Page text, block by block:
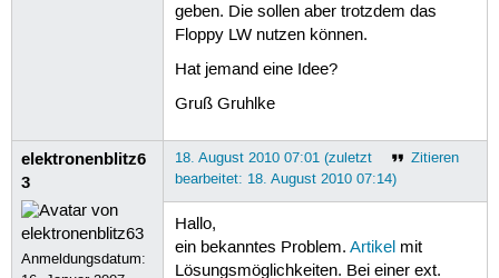
geben. Die sollen aber trotzdem das
Floppy LW nutzen können.
Hat jemand eine Idee?
Gruß Gruhlke
elektronenblitz6
3
Anmeldungsdatum:
Zitieren
18. August 2010 07:01 (zuletzt
bearbeitet: 18. August 2010 07:14)
Hallo,
ein bekanntes Problem. Artikelmit
Lösungsmöglichkeiten. Bei einer ext.